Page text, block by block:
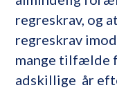
regreskrav, og
regreskrav
mange tilfælde
adskillige år